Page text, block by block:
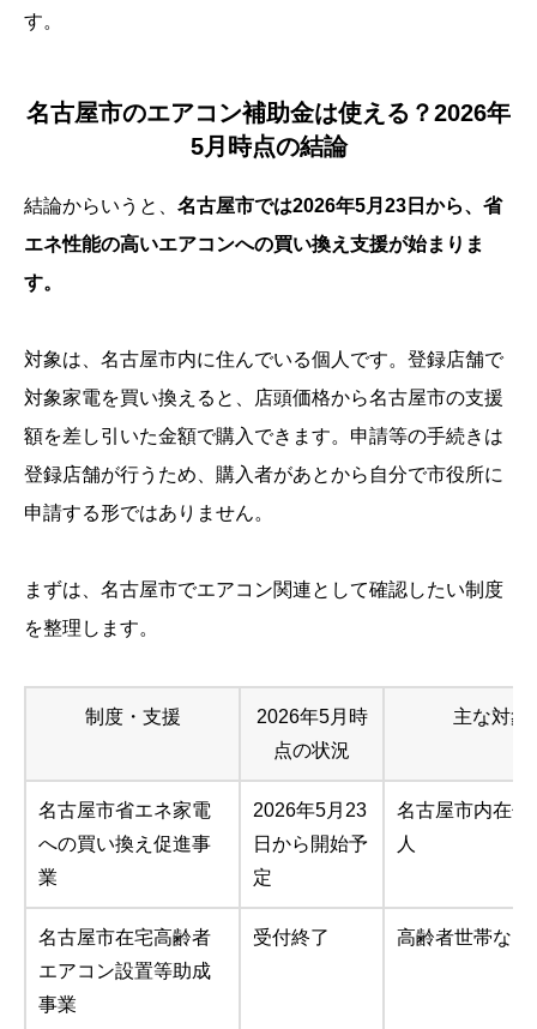
す。
名古屋市のエアコン補助金は使える？2026年
5月時点の結論
結論からいうと、 名古屋市では2026年5月23日から、省
エネ性能の高いエアコンへの買い換え支援が始まりま
す。
対象は、名古屋市内に住んでいる個人です。登録店舗で
対象家電を買い換えると、店頭価格から名古屋市の支援
額を差し引いた金額で購入できます。申請等の手続きは
登録店舗が行うため、購入者があとから自分で市役所に
申請する形ではありません。
まずは、名古屋市でエアコン関連として確認したい制度
を整理します。
制度・支援
2026年5月時
点の状況
主な対象
名古屋市省エネ家電
への買い換え促進事
業
2026年5月23
日から開始予
定
名古屋市内在住
人
名古屋市在宅高齢者
エアコン設置等助成
事業
受付終了 高齢者世帯など